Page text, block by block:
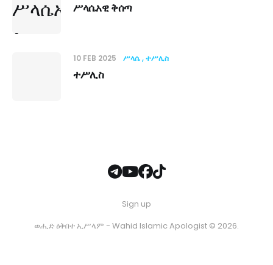
ሥላሴአዊ ቅሰጣ
10 FEB 2025 ሥላሴ ተሥሊስ
ተሥሊስ
Sign up
ወሒድ ዕቅበተ ኢሥላም - Wahid Islamic Apologist © 2026.